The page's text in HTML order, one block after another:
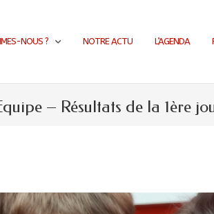
NOUS ? NOTRE ACTU L’AGENDA
– Résultats de la 1ère